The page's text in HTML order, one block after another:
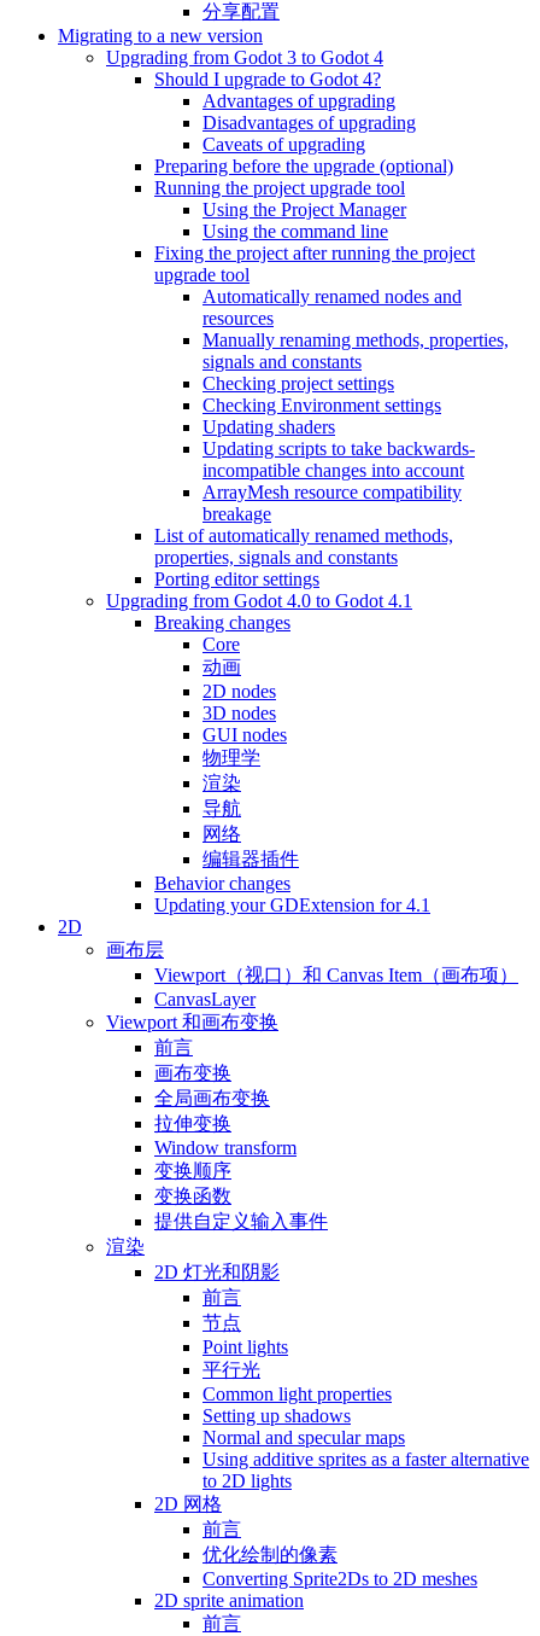
分享配置
Migrating to a new version
Upgrading from Godot 3 to Godot 4
Should I upgrade to Godot 4?
Advantages of upgrading
Disadvantages of upgrading
Caveats of upgrading
Preparing before the upgrade (optional)
Running the project upgrade tool
Using the Project Manager
Using the command line
Fixing the project after running the project
upgrade tool
Automatically renamed nodes and
resources
Manually renaming methods, properties,
signals and constants
Checking project settings
Checking Environment settings
Updating shaders
Updating scripts to take backwards-
incompatible changes into account
ArrayMesh resource compatibility
breakage
List of automatically renamed methods,
properties, signals and constants
Porting editor settings
Upgrading from Godot 4.0 to Godot 4.1
Breaking changes
Core
动画
2D nodes
3D nodes
GUI nodes
物理学
渲染
导航
网络
编辑器插件
Behavior changes
Updating your GDExtension for 4.1
2D
画布层
Viewport（视口）和 Canvas Item（画布项）
CanvasLayer
Viewport 和画布变换
前言
画布变换
全局画布变换
拉伸变换
Window transform
变换顺序
变换函数
提供自定义输入事件
渲染
2D 灯光和阴影
前言
节点
Point lights
平行光
Common light properties
Setting up shadows
Normal and specular maps
Using additive sprites as a faster alternative
to 2D lights
2D 网格
前言
优化绘制的像素
Converting Sprite2Ds to 2D meshes
2D sprite animation
前言